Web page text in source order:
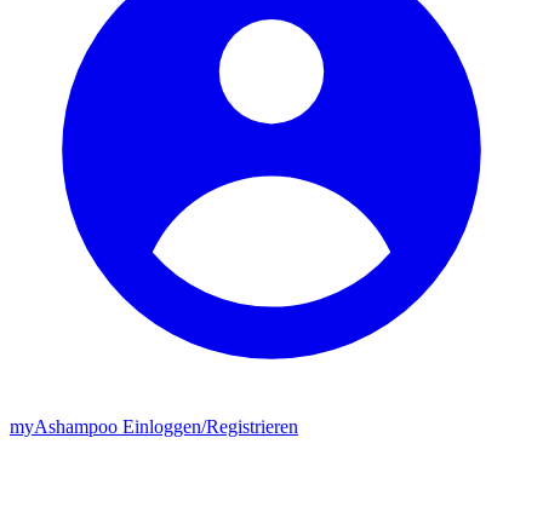
myAshampoo Einloggen/Registrieren